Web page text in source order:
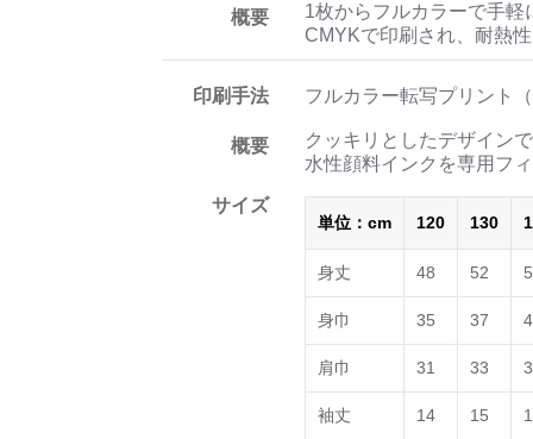
概要
1枚からフルカラーで手
CMYKで印刷され、耐熱
印刷手法 フルカラー転写プリント
概要
クッキリとしたデザイン
水性顔料インクを専用フ
サイズ
単位：cm 120 130
身丈 48 52
身巾 35 37
肩巾 31 33
袖丈 14 15